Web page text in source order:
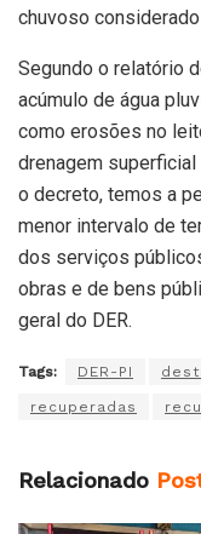
chuvoso
Segundo o relatório
acúmulo de água
como erosões no
drenagem
o decreto, temos a
menor intervalo de
dos serviços
obras e de bens
geral do DER.
Tags: DER-PI
recuperadas
Relacionado